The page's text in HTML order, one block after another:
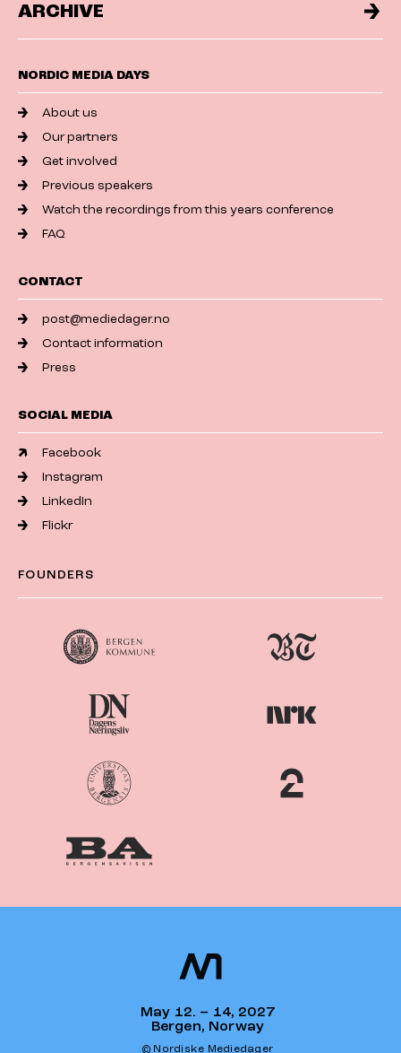
ARCHIVE
NORDIC MEDIA DAYS
About us
Our partners
Get involved
Previous speakers
Watch the recordings from this years conference
FAQ
CONTACT
post@mediedager.no
Contact information
Press
SOCIAL MEDIA
Facebook
Instagram
LinkedIn
Flickr
FOUNDERS
May 12. – 14, 2027
Bergen, Norway
© Nordiske Mediedager